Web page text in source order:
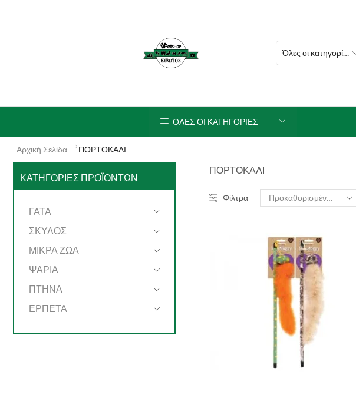
ΟΛΕΣ ΟΙ ΚΑΤΗΓΟΡΙΕΣ
Αρχική Σελίδα ΠΟΡΤΟΚΑΛΙ
ΠΟΡΤΟΚΑΛΙ
Φίλτρα
ΚΑΤΗΓΟΡΊΕΣ ΠΡΟΪΌΝΤΩΝ
ΓΑΤΑ
ΣΚΥΛΟΣ
ΜΙΚΡΑ ΖΩΑ
ΨΑΡΙΑ
ΠΤΗΝΑ
ΕΡΠΕΤΑ